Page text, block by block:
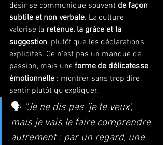
désir se communique souvent de façon
subtile et non verbale. La culture
valorise la retenue, la grâce et la
suggestion, plutôt que les déclarations
explicites. Ce n’est pas un manque de
passion, mais une forme de délicatesse
émotionnelle : montrer sans trop dire,
sentir plutôt qu’expliquer.
🗣️ “Je ne dis pas ‘je te veux’,
mais je vais le faire comprendre
autrement : par un regard, une